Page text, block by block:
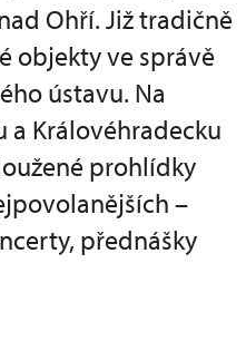
Ohří. Již tradičně
objekty ve správě
ústavu. Na
a Královéhradecku
prohlídky
–
přednášky